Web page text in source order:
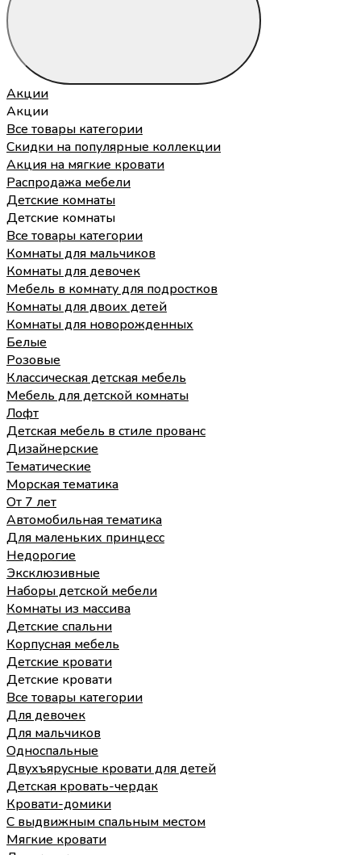
Акции
Акции
Все товары категории
Скидки на популярные коллекции
Акция на мягкие кровати
Распродажа мебели
Детские комнаты
Детские комнаты
Все товары категории
Комнаты для мальчиков
Комнаты для девочек
Мебель в комнату для подростков
Комнаты для двоих детей
Комнаты для новорожденных
Белые
Розовые
Классическая детская мебель
Мебель для детской комнаты
Лофт
Детская мебель в стиле прованс
Дизайнерские
Тематические
Морская тематика
От 7 лет
Автомобильная тематика
Для маленьких принцесс
Недорогие
Эксклюзивные
Наборы детской мебели
Комнаты из массива
Детские спальни
Корпусная мебель
Детские кровати
Детские кровати
Все товары категории
Для девочек
Для мальчиков
Односпальные
Двухъярусные кровати для детей
Детская кровать-чердак
Кровати-домики
С выдвижным спальным местом
Мягкие кровати